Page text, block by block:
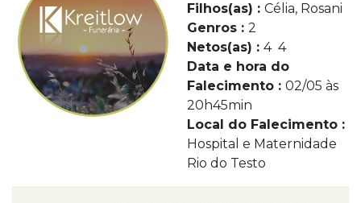
Filhos(as) : Célia, Rosani
Genros : 2
Netos(as) : 4 4
Data e hora do
Falecimento : 02/05 às
20h45min
Local do Falecimento :
Hospital e Maternidade
Rio do Testo